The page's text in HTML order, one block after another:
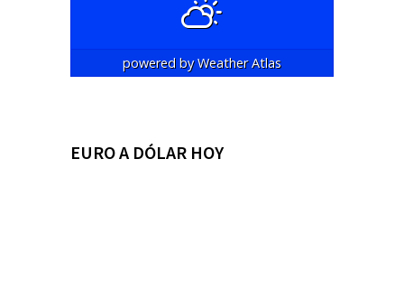
powered byWeather Atlas
EURO A DÓLAR HOY